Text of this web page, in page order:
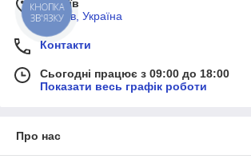
Великий вибір. У нашому каталозі є
стрічка фітинги, а також все обладнання та
комплектуючі, які необхідні для
розділів із сотнями виробів. Завдяки
придбати в нашому інтернет-магазині
продукцію, в якості якої переконалися
займається не лише продажем, а й
м. Київ
м, Київ, Україна
Контакти
Сьогодні працює з 09:00 до 18:00
Показати весь графік роботи
Про нас
КНОПКА
ЗВ'ЯЗКУ